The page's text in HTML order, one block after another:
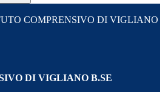
COMPRENSIVO DI VIGLIANO
DI VIGLIANO B.SE